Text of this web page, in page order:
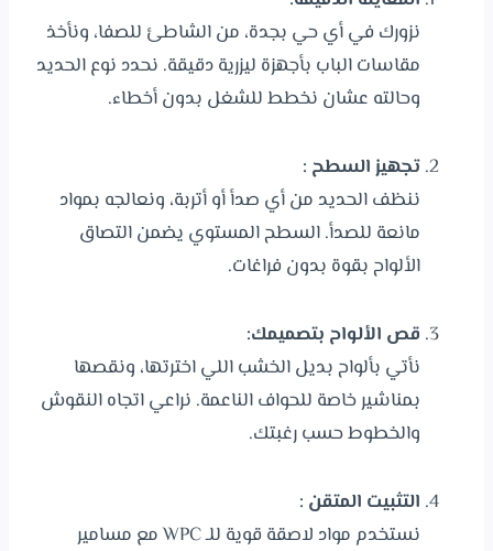
نزورك في أي حي بجدة، من الشاطئ للصفا، ونأخذ
مقاسات الباب بأجهزة ليزرية دقيقة. نحدد نوع الحديد
وحالته عشان نخطط للشغل بدون أخطاء.
تجهيز السطح :
ننظف الحديد من أي صدأ أو أتربة، ونعالجه بمواد
مانعة للصدأ. السطح المستوي يضمن التصاق
الألواح بقوة بدون فراغات.
قص الألواح بتصميمك:
نأتي بألواح بديل الخشب اللي اخترتها، ونقصها
بمناشير خاصة للحواف الناعمة. نراعي اتجاه النقوش
والخطوط حسب رغبتك.
التثبيت المتقن :
نستخدم مواد لاصقة قوية للـ WPC مع مسامير